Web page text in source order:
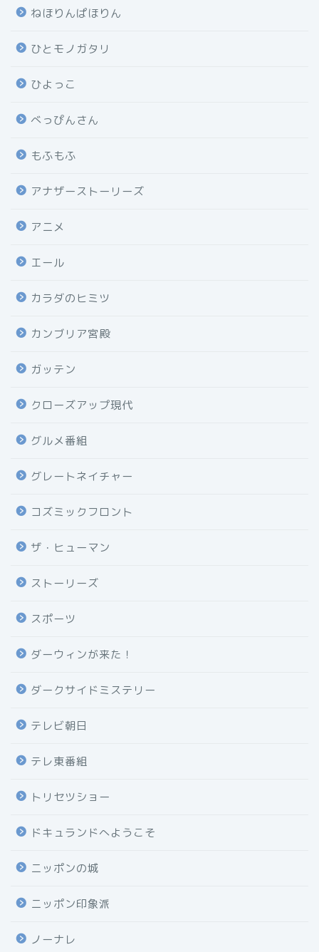
ねほりんぱほりん
ひとモノガタリ
ひよっこ
べっぴんさん
もふもふ
アナザーストーリーズ
アニメ
エール
カラダのヒミツ
カンブリア宮殿
ガッテン
クローズアップ現代
グルメ番組
グレートネイチャー
コズミックフロント
ザ・ヒューマン
ストーリーズ
スポーツ
ダーウィンが来た！
ダークサイドミステリー
テレビ朝日
テレ東番組
トリセツショー
ドキュランドへようこそ
ニッポンの城
ニッポン印象派
ノーナレ